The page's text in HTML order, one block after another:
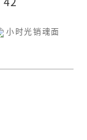
小时光销魂面